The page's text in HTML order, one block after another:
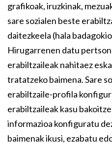
grafikoak, iruzkinak,
sare sozialen beste
daitezkeela (hala
Hirugarrenen datu
erabiltzaileak nahitaez
tratatzeko baimena. Sare
erabiltzaile-profila
erabiltzaileak kasu
informazioa konfiguratu
baimenak ikusi, ezabatu